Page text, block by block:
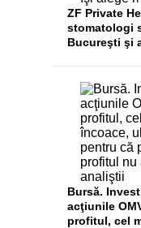
ZF Private
stomatologi
Bucureşti şi
Bursă.
acţiunile
profitul, cel